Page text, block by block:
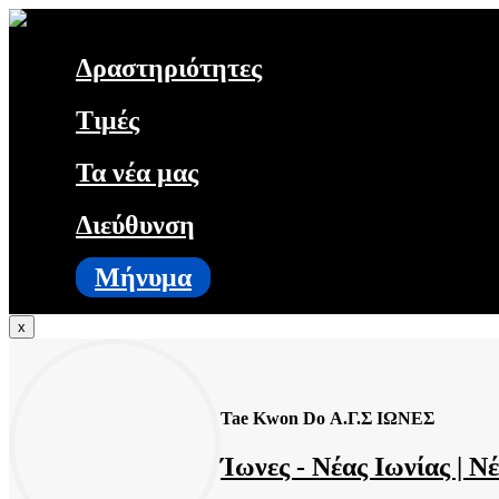
Φωτογραφίες
Δραστηριότητες ⌄
Προπονητής - Head Coach
Δραστηριότητες
Τιμές
Τα νέα μας
Διεύθυνση
Μήνυμα
x
Tae Kwon Do Α.Γ.Σ ΙΩΝΕΣ
Ίωνες - Νέας Ιωνίας |